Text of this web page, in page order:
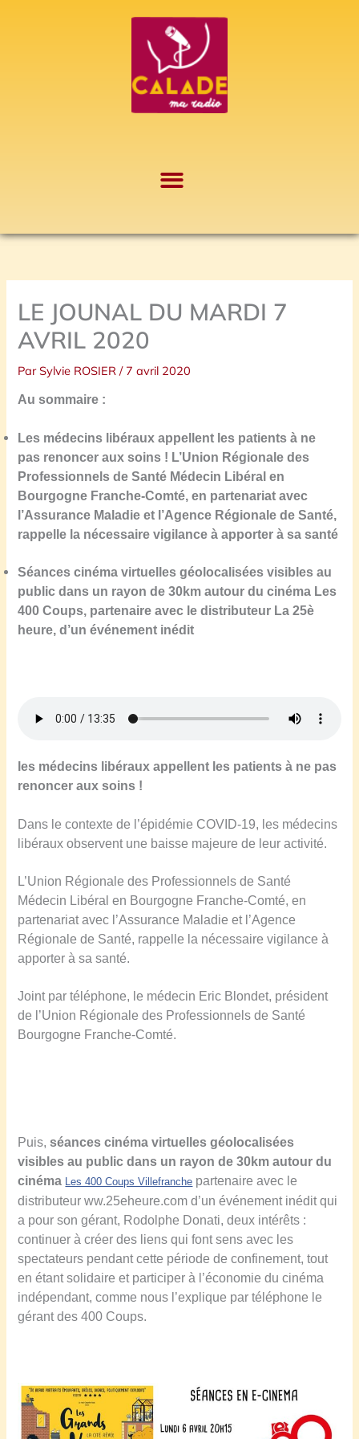
LE JOUNAL DU MARDI 7
AVRIL 2020
ParSylvie ROSIER/ 7 avril 2020
Au sommaire :
Les médecins libéraux appellent les patients à ne
pas renoncer aux soins ! L’Union Régionale des
Professionnels de Santé Médecin Libéral en
Bourgogne Franche-Comté, en partenariat avec
l’Assurance Maladie et l’Agence Régionale de Santé,
rappelle la nécessaire vigilance à apporter à sa santé
Séances cinémavirtuelles géolocalisées visibles au
public dans un rayon de 30km autour du cinéma Les
400 Coups, partenaireavec le distributeur La 25è
heure,d’un événement inédit
les médecins libéraux appellent les patients à ne pas
renoncer aux soins !
Dans le contexte de l’épidémie COVID-19, les médecins
libéraux observent une baisse majeure de leur activité.
L’Union Régionale des Professionnels de Santé
Médecin Libéral en Bourgogne Franche-Comté, en
partenariat avec l’Assurance Maladie et l’Agence
Régionale de Santé, rappelle la nécessaire vigilance à
apporter à sa santé.
Joint par téléphone, le médecin Eric Blondet, président
de l’Union Régionale des Professionnels de Santé
Bourgogne Franche-Comté.
Puis,séancescinémavirtuelles géolocalisées
visibles au public dans un rayon de 30km autour du
cinéma Les 400 Coups Villefranche partenaire avec le
distributeur ww.25eheure.comd’un événement inédit qui
a pour son gérant, Rodolphe Donati, deux intérêts :
continuer à créer des liens qui font sens avec les
spectateurs pendant cette période de confinement, tout
en étant solidaire et participer à l’économie du cinéma
indépendant, comme nous l’explique par téléphone le
gérant des 400 Coups.